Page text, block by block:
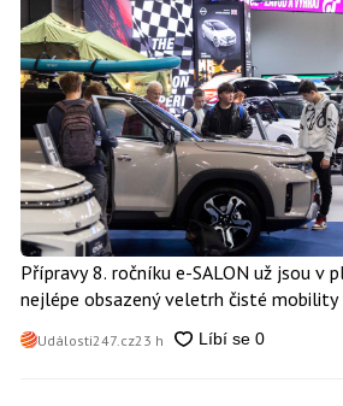
Přípravy 8. ročníku e-SALON už jsou v
nejlépe obsazený veletrh čisté mobility
Události247.cz23 h